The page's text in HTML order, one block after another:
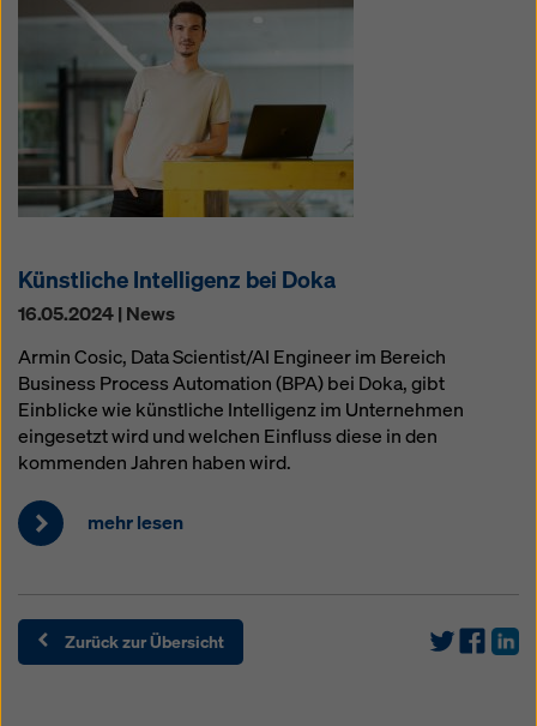
Künstliche Intelligenz bei Doka
16.05.2024 | News
Armin Cosic, Data Scientist/AI Engineer im Bereich
Business Process Automation (BPA) bei Doka, gibt
Einblicke wie künstliche Intelligenz im Unternehmen
eingesetzt wird und welchen Einfluss diese in den
kommenden Jahren haben wird.
mehr lesen
Zurück zur Übersicht